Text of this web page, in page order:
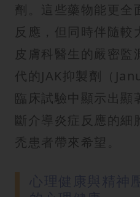
劑。這些藥物能更全
反應，但同時伴隨
皮膚科醫生的嚴密
代的JAK抑製劑（
臨床試驗中顯示出顯
斷介導炎症反應的細
禿患者帶來希望。